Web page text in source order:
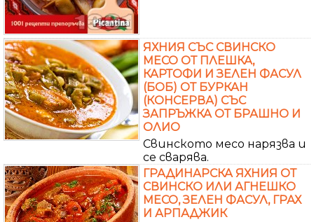
ЯХНИЯ СЪС СВИНСКО
МЕСО ОТ ПЛЕШКА,
КАРТОФИ И ЗЕЛЕН ФАСУЛ
(БОБ) ОТ БУРКАН
(КОНСЕРВА) СЪС
ЗАПРЪЖКА ОТ БРАШНО И
ОЛИО
Свинското месо нарязва и
се сварява.
ГРАДИНАРСКА ЯХНИЯ ОТ
СВИНСКО ИЛИ АГНЕШКО
МЕСО, ЗЕЛЕН ФАСУЛ, ГРАХ
И АРПАДЖИК